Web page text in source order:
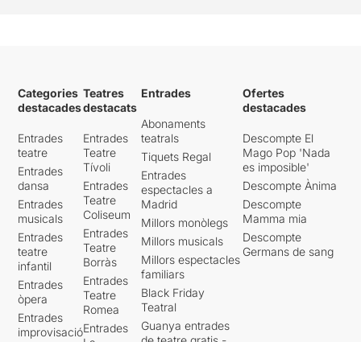
Categories
destacades
Entrades
teatre
Entrades
dansa
Entrades
musicals
Entrades
teatre
infantil
Entrades
òpera
Entrades
improvisació
Teatres
destacats
Entrades
Teatre
Tívoli
Entrades
Teatre
Coliseum
Entrades
Teatre
Borràs
Entrades
Teatre
Romea
Entrades
Entrades
Abonaments
teatrals
Tiquets Regal
Entrades
espectacles a
Madrid
Millors monòlegs
Millors musicals
Millors espectacles
familiars
Black Friday
Teatral
Guanya entrades
Ofertes
destacades
Descompte El
Mago Pop 'Nada
es imposible'
Descompte Ànima
Descompte
Mamma mia
Descompte
Germans de sang